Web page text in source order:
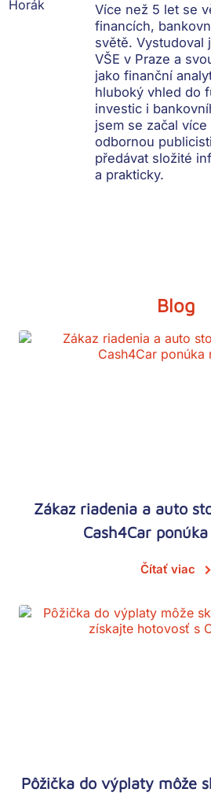
Více než 5 let se
financích,
světě. Vystudoval
VŠE v Praze a
jako finanční
hluboký vhled do
investic i
jsem se začal více
odbornou
předávat složité
a prakticky.
Blog
Zákaz riadenia a auto
Cash4Car
Čítať viac
Pôžička do výplaty môže